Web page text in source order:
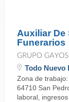
Auxiliar De
Funerarios
GRUPO
Todo Nuevo
Zona de
64710 San
laboral,